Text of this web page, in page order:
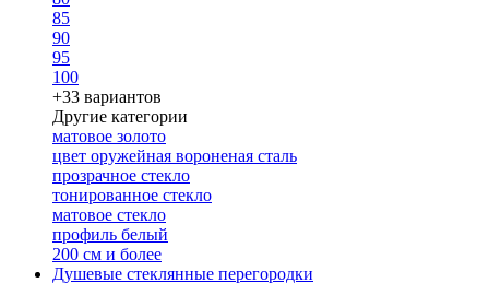
85
90
95
100
+33 вариантов
Другие категории
матовое золото
цвет оружейная вороненая сталь
прозрачное стекло
тонированное стекло
матовое стекло
профиль белый
200 см и более
Душевые стеклянные перегородки